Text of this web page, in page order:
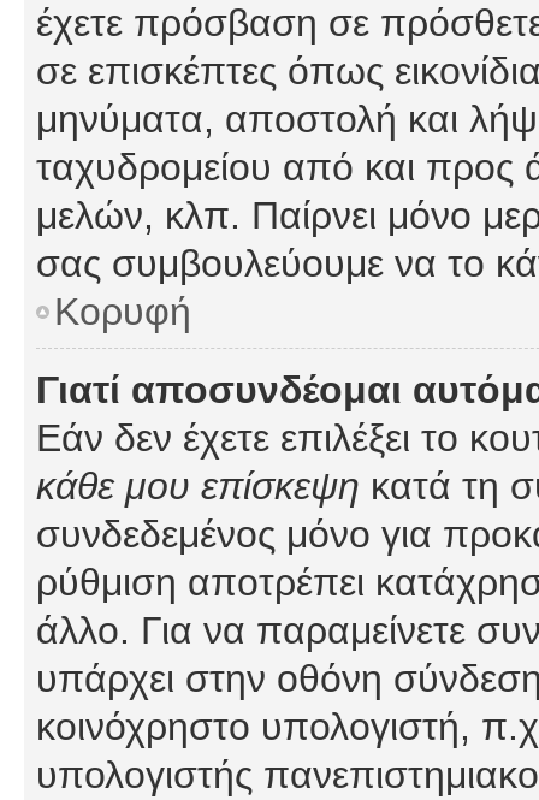
έχετε πρόσβαση σε
σε επισκέπτες όπως
μηνύματα, αποστολή και
ταχυδρομείου από και προς
μελών, κλπ. Παίρνει μόνο
σας συμβουλεύουμε να το
Κορυφή
Γιατί αποσυνδέομαι
Εάν δεν έχετε επιλέξει το
κάθε μου επίσκεψη κατά τη
συνδεδεμένος μόνο για
ρύθμιση αποτρέπει
άλλο. Για να παραμείνετε
υπάρχει στην οθόνη
κοινόχρηστο υπολογιστή,
υπολογιστής